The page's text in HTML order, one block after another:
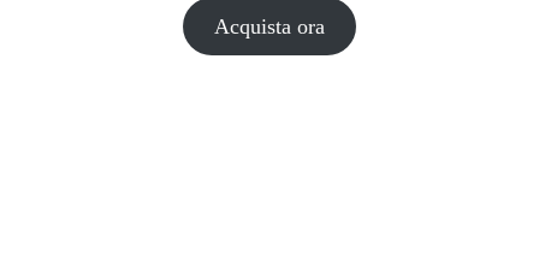
Acquista ora